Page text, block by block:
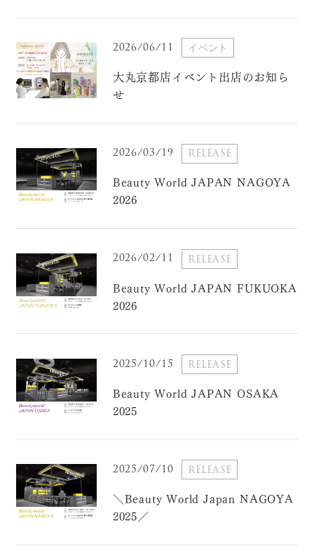
2026/06/11 イベント
大丸京都店イベント出店のお知ら
せ
2026/03/19 RELEASE
Beauty World JAPAN NAGOYA
2026
2026/02/11 RELEASE
Beauty World JAPAN FUKUOKA
2026
2025/10/15 RELEASE
Beauty World JAPAN OSAKA
2025
2025/07/10 RELEASE
＼Beauty World Japan NAGOYA
2025／